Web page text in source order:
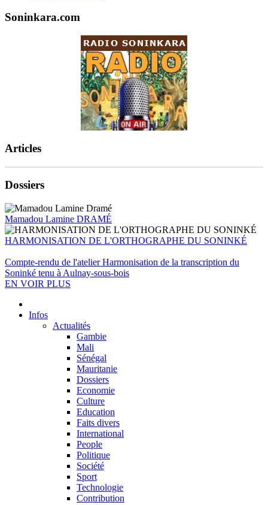
Soninkara.com
Articles
Dossiers
Mamadou Lamine DRAMÉ
HARMONISATION DE L'ORTHOGRAPHE DU SONINKÉ
Compte-rendu de l'atelier Harmonisation de la transcription du
Soninké tenu à Aulnay-sous-bois
EN VOIR PLUS
Infos
Actualités
Gambie
Mali
Sénégal
Mauritanie
Dossiers
Economie
Culture
Education
Faits divers
International
People
Politique
Société
Sport
Technologie
Contribution